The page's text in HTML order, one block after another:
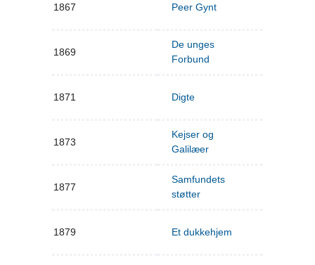
1867 Peer Gynt
1869
De unges
Forbund
1871 Digte
1873
Kejser og
Galilæer
1877
Samfundets
støtter
1879 Et dukkehjem